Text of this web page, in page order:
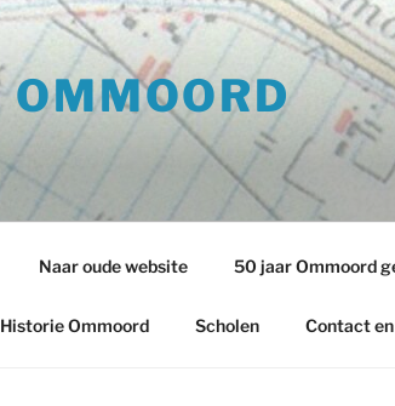
Naar oude website 50 jaar Ommoord
Ommoord Scholen Contact